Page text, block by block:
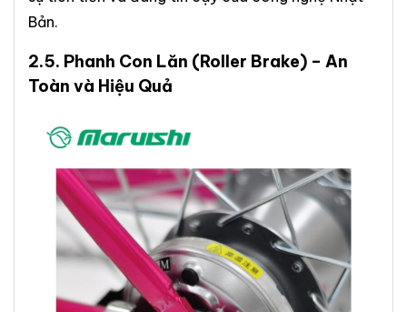
Bản.
2.5. Phanh Con Lăn (Roller Brake) – An
Toàn và Hiệu Quả